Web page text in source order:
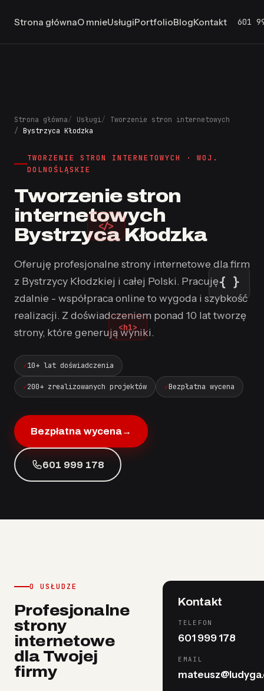
Strona głównaO mnieUsługiPortfolioBlogKontakt 601
</>
{ }
<h1>
Strona główna Usługi
Tworzenie stron internetowych
Bystrzyca Kłodzka
TWORZENIE STRON INTERNETOWYCH · WOJ.
DOLNOŚLĄSKIE
Tworzenie stron
internetowych
Bystrzyca Kłodzka
Oferuję profesjonalne strony internetowe dla firm
z Bystrzycy Kłodzkiej i całej Polski. Pracuję
zdalnie - współpraca online to wygoda i szybkość
realizacji. Z doświadczeniem ponad 10 lat tworzę
strony, które generują wyniki.
10+ lat doświadczenia
200+ zrealizowanych projektów Bezpłatna wycena
Bezpłatna wycena→
601 999 178
O USŁUDZE
Profesjonalne
strony
internetowe
dla Twojej
firmy
Kontakt
TELEFON
601 999 178
EMAIL